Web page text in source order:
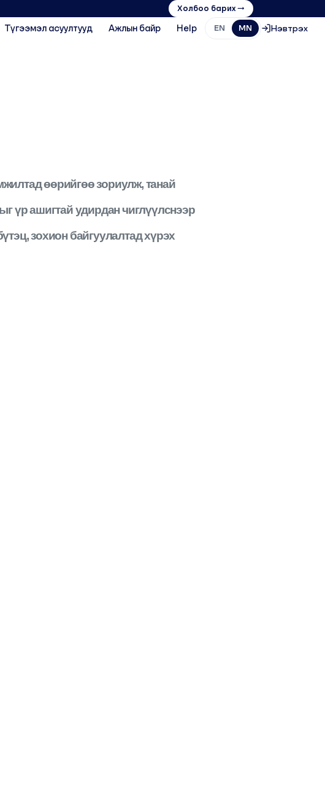
Холбоо барих →
Түгээмэл асуултууд Ажлын байр Help EN MN Нэвтрэх
өөрийгөө зориулж, танай
үр ашигтай удирдан чиглүүлснээр
зохион байгуулалтад хүрэх